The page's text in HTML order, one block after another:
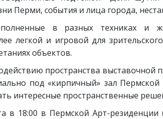
Перми, события и лица города,
в разных техниках и
легкой и игровой для
объектов.
пространства выставочной
под «кирпичный» зал
интересные пространственные
в 18:00 в Пермской Арт-